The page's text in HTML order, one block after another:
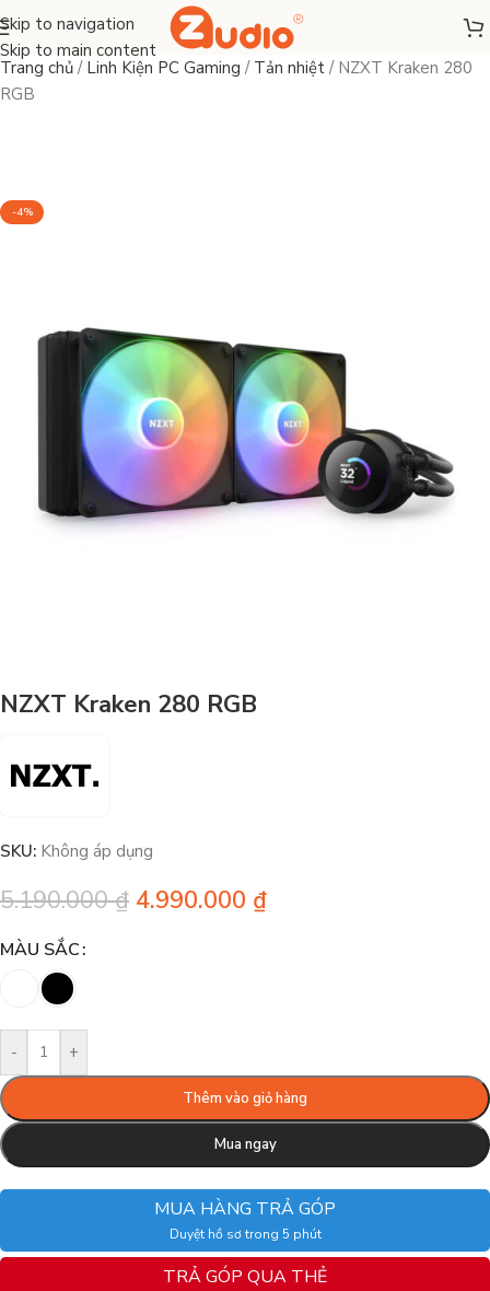
Skip to navigation
Skip to main content
Trang chủ / Linh Kiện PC Gaming / Tản nhiệt / NZXT Kraken 280
RGB
-4%
NZXT Kraken 280 RGB
SKU: Không áp dụng
5.190.000₫ 4.990.000 ₫
MÀU SẮC
- +
Thêm vào giỏ hàng
Mua ngay
MUA HÀNG TRẢ GÓP
Duyệt hồ sơ trong 5 phút
TRẢ GÓP QUA THẺ